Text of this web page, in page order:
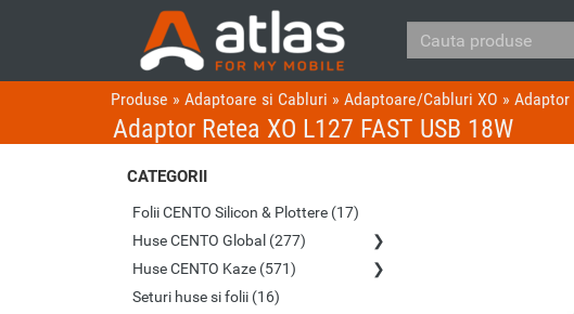
Produse » Adaptoare si Cabluri » Adaptoare/Cabluri XO » Adaptor
Adaptor Retea XO L127 FAST USB 18W
CATEGORII
Folii CENTO Silicon & Plottere (17)
Huse CENTO Global (277)
Huse CENTO Kaze (571)
Seturi huse si folii (16)